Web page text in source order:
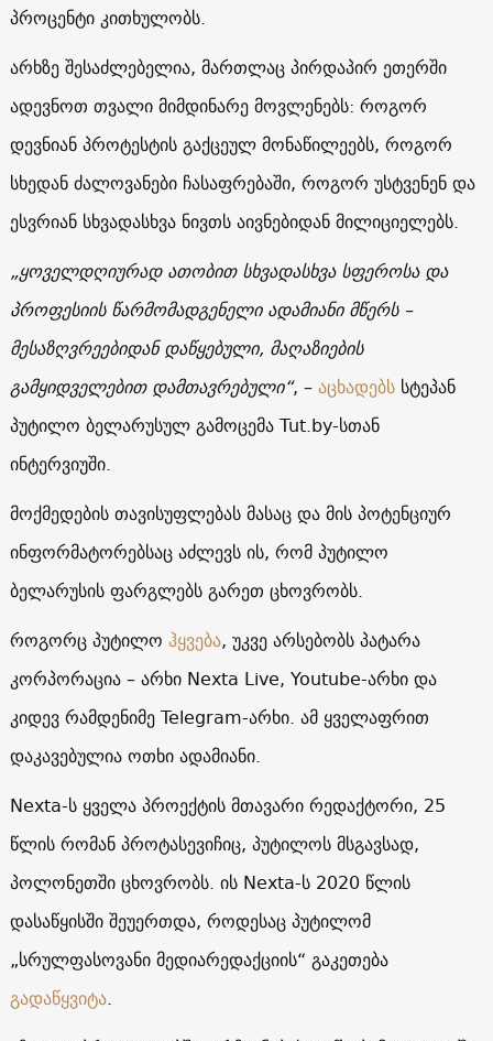
პროცენტი კითხულობს.
არხზე შესაძლებელია, მართლაც პირდაპირ ეთერში
ადევნოთ თვალი მიმდინარე მოვლენებს: როგორ
დევნიან პროტესტის გაქცეულ მონაწილეებს, როგორ
სხედან ძალოვანები ჩასაფრებაში, როგორ უსტვენენ და
ესვრიან სხვადასხვა ნივთს აივნებიდან მილიციელებს.
„ყოველდღიურად ათობით სხვადასხვა სფეროსა და
პროფესიის წარმომადგენელი ადამიანი მწერს –
მესაზღვრეებიდან დაწყებული, მაღაზიების
გამყიდველებით დამთავრებული“, –აცხადებსსტეპან
პუტილო ბელარუსულ გამოცემა Tut.by-სთან
ინტერვიუში.
მოქმედების თავისუფლებას მასაც და მის პოტენციურ
ინფორმატორებსაც აძლევს ის, რომ პუტილო
ბელარუსის ფარგლებს გარეთ ცხოვრობს.
როგორც პუტილო ჰყვება, უკვე არსებობს პატარა
კორპორაცია – არხი Nexta Live, Youtube-არხი და
კიდევ რამდენიმე Telegram-არხი. ამ ყველაფრით
დაკავებულია ოთხი ადამიანი.
Nexta-ს ყველა პროექტის მთავარი რედაქტორი, 25
წლის რომან პროტასევიჩიც, პუტილოს მსგავსად,
პოლონეთში ცხოვრობს. ის Nexta-ს 2020 წლის
დასაწყისში შეუერთდა, როდესაც პუტილომ
„სრულფასოვანი მედიარედაქციის“ გაკეთება
გადაწყვიტა.